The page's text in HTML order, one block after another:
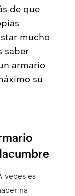
de que
mucho
saber
armario
su
veces es
na